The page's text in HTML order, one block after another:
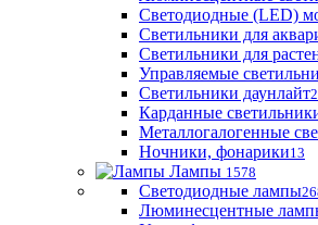
Светодиодные (LED)
Светильники для
Светильники для
Управляемые
Светильники даунлайт
Карданные
Металлогалогенные
Ночники, фонарики13
Лампы 1578
Светодиодные лампы
Люминесцентные